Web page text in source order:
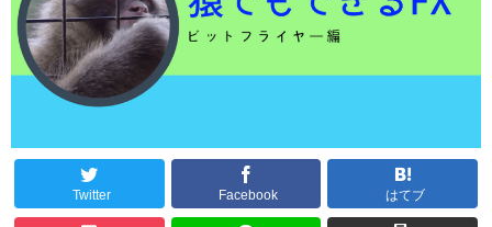
Twitter Facebook はてブ